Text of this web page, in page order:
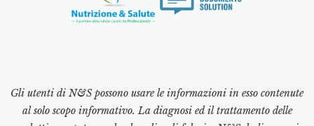
Gli utenti di N&S possono usare le informazioni in esso contenute
al solo scopo informativo. La diagnosi ed il trattamento delle